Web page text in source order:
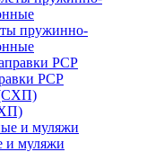
пружинно-
PCP
и муляжи